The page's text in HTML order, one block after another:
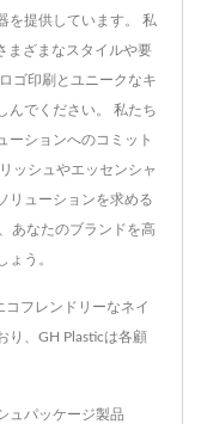
を提供しています。 私
まざまなスタイルや要
ゴ印刷とユニークなキ
んでください。 私たち
ーションへのコミット
ッシュやエッセンシャ
リューションを求める
あなたのブランドを高
ょう。
フレンドリーなネイ
り、GH Plasticは各顧
ュパッケージ製品